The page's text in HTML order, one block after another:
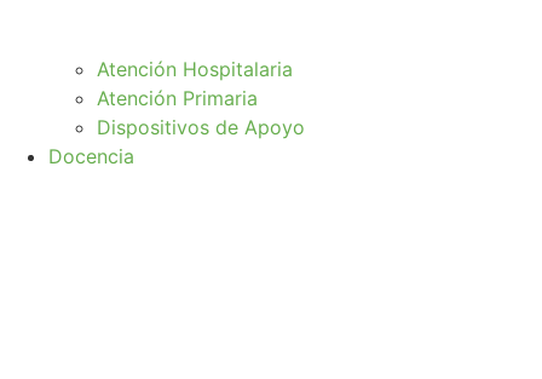
Atención Hospitalaria
Atención Primaria
Dispositivos de Apoyo
Docencia